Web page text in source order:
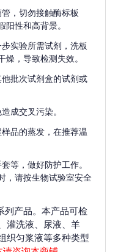
，切勿接触酶标板
阳性和高背景。
实验所需试剂，洗板
燥，导致检测失效。
批次试剂盒的试剂或
成交叉污染。
品的蒸发，在推荐温
等，做好防护工作。
，请按生物试验室安全
列产品。本产品可检
灌洗液、尿液、羊
织匀浆液等多种类型